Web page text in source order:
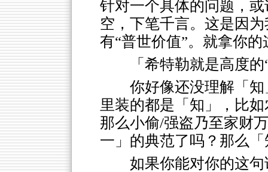
针对一个具体的问题，
空，下笔千言。这是因
有“普世价值”。就拿你
「希特勒就是高度
你好像还没理解「
里装的都是「知」，比
那么小偷/强盗乃至家财
一」的典范了吗？那么
如果你能对你的这